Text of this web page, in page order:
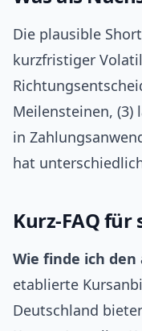
Die plausible
kurzfristiger
Meilensteinen, (3)
in
hat
Kurz‑FAQ
Wie finde ich
etablierte
Deutschland